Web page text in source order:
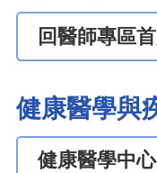
回醫師專區
健康醫學與
健康醫學中心